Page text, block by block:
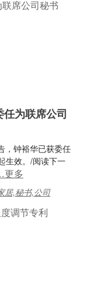
为联席公司
，钟裕华已获委任
生效。/阅读下一
多
居,秘书,公司